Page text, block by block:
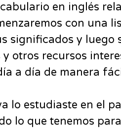
en inglés
con una
significados y luego
otros recursos
a día de manera
lo estudiaste en el
lo que tenemos